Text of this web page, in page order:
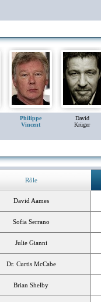
Philippe
Vincent
David
Krüger
Rôle
David Aames
Sofia Serrano
Julie Gianni
Dr. Curtis McCabe
Brian Shelby